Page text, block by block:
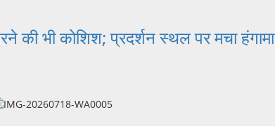
की भी कोशिश; प्रदर्शन स्थल पर मचा हंगामा